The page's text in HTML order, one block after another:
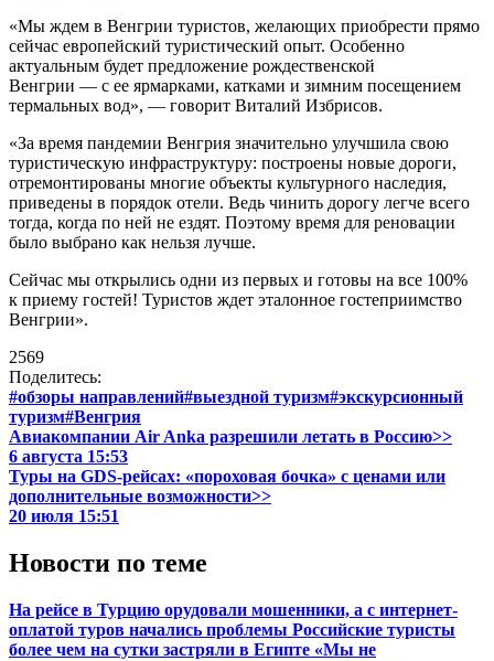
«Мы ждем в Венгрии туристов, желающих приобрести прямо
сейчас европейский туристический опыт. Особенно
актуальным будет предложение рождественской
Венгрии — с ее ярмарками, катками и зимним посещением
термальных вод», — говорит Виталий Избрисов.
«За время пандемии Венгрия значительно улучшила свою
туристическую инфраструктуру: построены новые дороги,
отремонтированы многие объекты культурного наследия,
приведены в порядок отели. Ведь чинить дорогу легче всего
тогда, когда по ней не ездят. Поэтому время для реновации
было выбрано как нельзя лучше.
Сейчас мы открылись одни из первых и готовы на все 100%
к приему гостей! Туристов ждет эталонное гостеприимство
Венгрии».
2569
Поделитесь:
#обзоры направлений#выездной туризм#экскурсионный
туризм#Венгрия
Авиакомпании Air Anka разрешили летать в Россию>>
6 августа 15:53
Туры на GDS-рейсах: «пороховая бочка» с ценами или
дополнительные возможности>>
20 июля 15:51
Новости по теме
На рейсе в Турцию орудовали мошенники, а с интернет-
оплатой туров начались проблемы Российские туристы
более чем на сутки застряли в Египте «Мы не